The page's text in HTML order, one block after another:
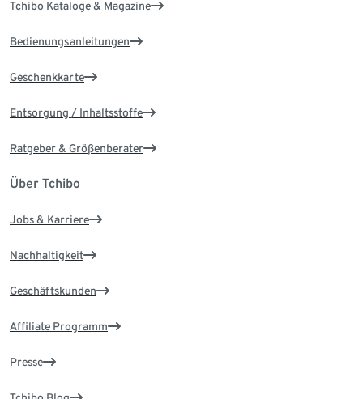
Tchibo Kataloge & Magazine
Bedienungsanleitungen
Geschenkkarte
Entsorgung / Inhaltsstoffe
Ratgeber & Größenberater
Über Tchibo
Jobs & Karriere
Nachhaltigkeit
Geschäftskunden
Affiliate Programm
Presse